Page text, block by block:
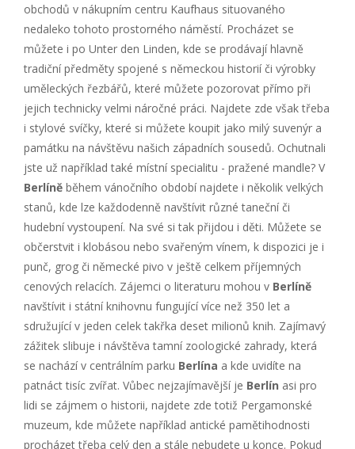
obchodů v nákupním centru Kaufhaus situovaného
nedaleko tohoto prostorného náměstí. Procházet se
můžete i po Unter den Linden, kde se prodávají hlavně
tradiční předměty spojené s německou historií či výrobky
uměleckých řezbářů, které můžete pozorovat přímo při
jejich technicky velmi náročné práci. Najdete zde však třeba
i stylové svíčky, které si můžete koupit jako milý suvenýr a
památku na návštěvu našich západních sousedů. Ochutnali
jste už například také místní specialitu - pražené mandle? V
Berlíně během vánočního období najdete i několik velkých
stanů, kde lze každodenně navštívit různé taneční či
hudební vystoupení. Na své si tak přijdou i děti. Můžete se
občerstvit i klobásou nebo svařeným vínem, k dispozici je i
punč, grog či německé pivo v ještě celkem příjemných
cenových relacích. Zájemci o literaturu mohou v Berlíně
navštívit i státní knihovnu fungující více než 350 let a
sdružující v jeden celek takřka deset milionů knih. Zajímavý
zážitek slibuje i návštěva tamní zoologické zahrady, která
se nachází v centrálním parku Berlína a kde uvidíte na
patnáct tisíc zvířat. Vůbec nejzajímavější je Berlín asi pro
lidi se zájmem o historii, najdete zde totiž Pergamonské
muzeum, kde můžete například antické pamětihodnosti
procházet třeba celý den a stále nebudete u konce. Pokud